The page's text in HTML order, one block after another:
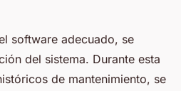
software adecuado, se
del sistema. Durante esta
de mantenimiento, se